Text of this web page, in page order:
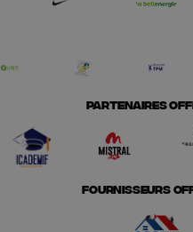
PARTENAIRES
FOURNISSEURS